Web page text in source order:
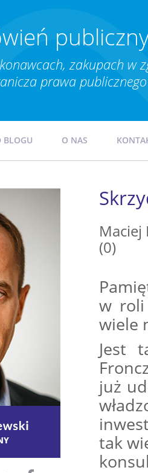
zakupach w
prawa
BLOGU O NAS
Maciej
(0)
w roli
wiele
Jest
już
tak